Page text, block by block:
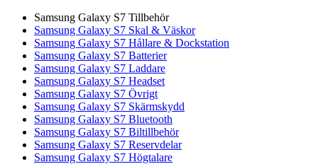
Samsung Galaxy S7 Tillbehör
Samsung Galaxy S7 Skal & Väskor
Samsung Galaxy S7 Hållare & Dockstation
Samsung Galaxy S7 Batterier
Samsung Galaxy S7 Laddare
Samsung Galaxy S7 Headset
Samsung Galaxy S7 Övrigt
Samsung Galaxy S7 Skärmskydd
Samsung Galaxy S7 Bluetooth
Samsung Galaxy S7 Biltillbehör
Samsung Galaxy S7 Reservdelar
Samsung Galaxy S7 Högtalare